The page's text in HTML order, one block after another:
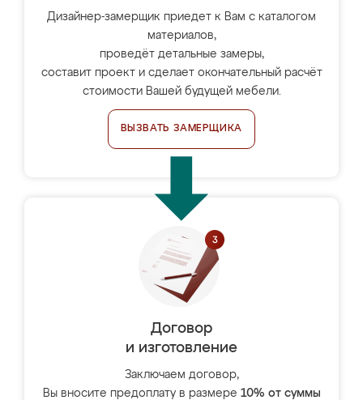
Дизайнер-замерщик приедет к Вам с каталогом
материалов,
проведёт детальные замеры,
составит проект и сделает окончательный расчёт
стоимости Вашей будущей мебели.
ВЫЗВАТЬ ЗАМЕРЩИКА
Договор
и изготовление
Заключаем договор,
Вы вносите предоплату в размере 10% от суммы